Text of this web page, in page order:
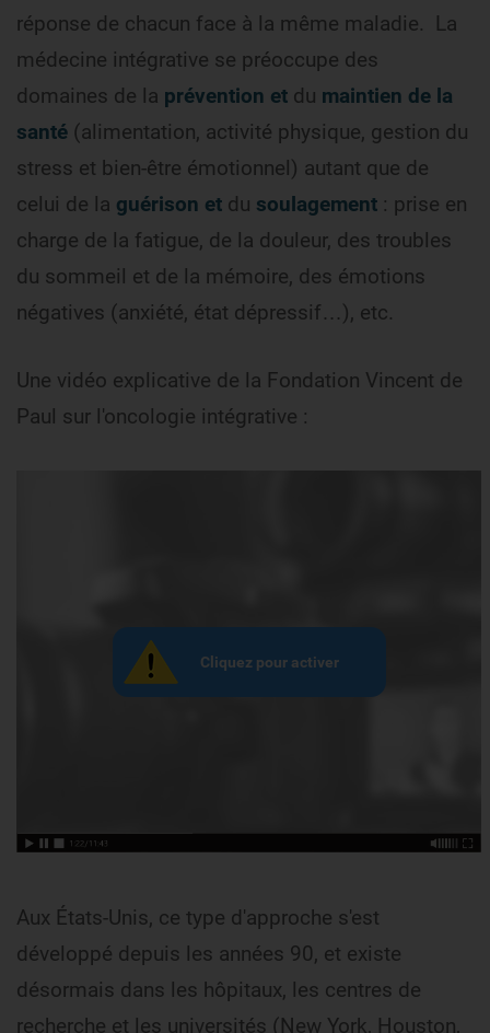
réponse de chacun face à la même maladie. La
médecine intégrative se préoccupe des
domaines de la prévention et du maintien de la
santé (alimentation, activité physique, gestion du
stress et bien-être émotionnel) autant que de
celui de la guérison et du soulagement : prise en
charge de la fatigue, de la douleur, des troubles
du sommeil et de la mémoire, des émotions
négatives (anxiété, état dépressif…), etc.
Une vidéo explicative de la Fondation Vincent de
Paul sur l'oncologie intégrative :
Aux États-Unis, ce type d'approche s'est
développé depuis les années 90, et existe
désormais dans les hôpitaux, les centres de
recherche et les universités (New York, Houston,